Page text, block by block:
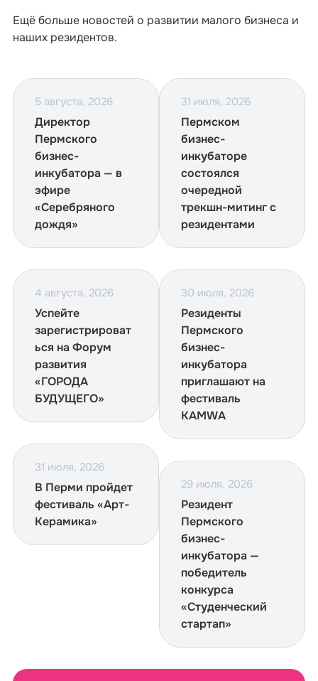
Ещё больше новостей о развитии малого бизнеса и
наших резидентов.
5 августа, 2026
Директор
Пермского
бизнес-
инкубатора — в
эфире
«Серебряного
дождя»
4 августа, 2026
Успейте
зарегистрироват
ься на Форум
развития
«ГОРОДА
БУДУЩЕГО»
31 июля, 2026
В Перми пройдет
фестиваль «Арт-
Керамика»
31 июля, 2026
Пермском
бизнес-
инкубаторе
состоялся
очередной
трекшн-митинг с
резидентами
30 июля, 2026
Резиденты
Пермского
бизнес-
инкубатора
приглашают на
фестиваль
KAMWA
29 июля, 2026
Резидент
Пермского
бизнес-
инкубатора —
победитель
конкурса
«Студенческий
стартап»